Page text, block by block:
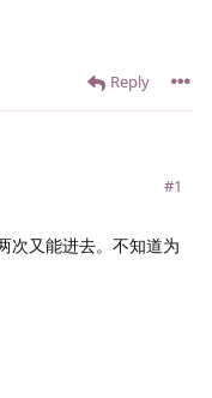
Reply
#1
次又能进去。不知道为